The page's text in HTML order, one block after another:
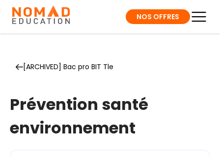
NOS OFFRES
[ARCHIVED] Bac pro BIT Tle
Prévention santé
environnement